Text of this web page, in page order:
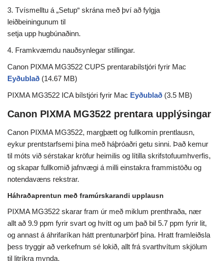
3. Tvísmelltu á „Setup“ skrána með því að fylgja
leiðbeiningunum til
setja upp hugbúnaðinn.
4. Framkvæmdu nauðsynlegar stillingar.
Canon PIXMA MG3522 CUPS prentarabílstjóri fyrir Mac
Eyðublað (14.67 MB)
PIXMA MG3522 ICA bílstjóri fyrir Mac Eyðublað (3.5 MB)
Canon PIXMA MG3522 prentara upplýsingar
Canon PIXMA MG3522, margþætt og fullkomin prentlausn,
eykur prentstarfsemi þína með háþróaðri getu sinni. Það kemur
til móts við sérstakar kröfur heimilis og lítilla skrifstofuumhverfis,
og skapar fullkomið jafnvægi á milli einstakra frammistöðu og
notendavæns rekstrar.
Háhraðaprentun með framúrskarandi upplausn
PIXMA MG3522 skarar fram úr með miklum prenthraða, nær
allt að 9.9 ppm fyrir svart og hvítt og um það bil 5.7 ppm fyrir lit,
og annast á áhrifaríkan hátt prentunarþörf þína. Hratt framleiðsla
þess tryggir að verkefnum sé lokið, allt frá svarthvítum skjölum
til litríkra mynda.